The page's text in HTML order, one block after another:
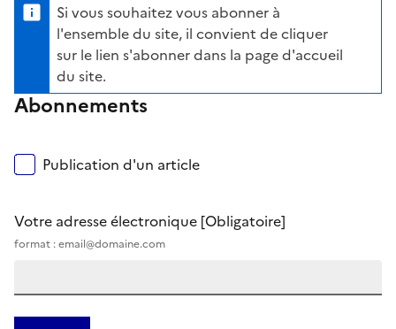
Si vous souhaitez vous abonner à
l'ensemble du site, il convient de cliquer
sur le lien s'abonner dans la page d'accueil
du site.
Abonnements
Publication d'un article
Votre adresse électronique [Obligatoire]
format : email@domaine.com